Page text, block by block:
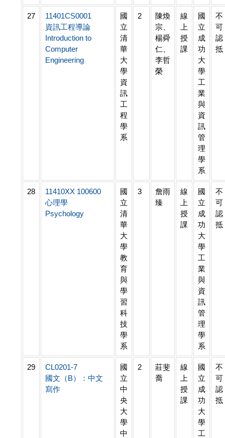
27
11401CS0001
資訊工程導論
Introduction to
Computer
Engineering
國
立
清
華
大
學
資
訊
工
程
學
系
2
陳煥
宗、
楊舜
仁、
李哲
榮
線
上
授
課
國
立
成
功
大
學
工
業
與
資
訊
管
理
學
系
不
可
認
抵
28
11410XX 100600
心理學
Psychology
國
立
清
華
大
學
教
育
與
學
習
科
技
學
系
3
詹雨
臻
線
上
授
課
國
立
成
功
大
學
工
業
與
資
訊
管
理
學
系
不
可
認
抵
29
CL0201-7
國文（B）：中文
寫作
國
立
中
央
大
學
中
2
莊斐
喬
線
上
授
課
國
立
成
功
大
學
工
不
可
認
抵